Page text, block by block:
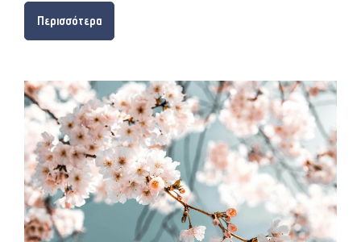
Περισσότερα